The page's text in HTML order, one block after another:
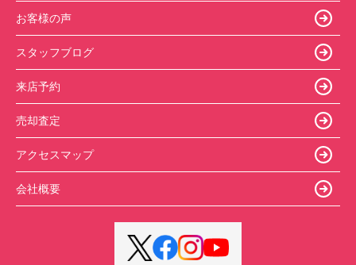
お客様の声
スタッフブログ
来店予約
売却査定
アクセスマップ
会社概要